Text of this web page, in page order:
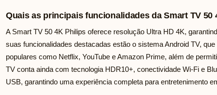
Quais as principais funcionalidades da Smart TV 50
A Smart TV 50 4K Philips oferece resolução Ultra HD 4K,
suas funcionalidades destacadas estão o sistema Android TV,
populares como Netflix, YouTube e Amazon Prime, além de
TV conta ainda com tecnologia HDR10+, conectividade Wi-Fi e
USB, garantindo uma experiência completa para entretenimento